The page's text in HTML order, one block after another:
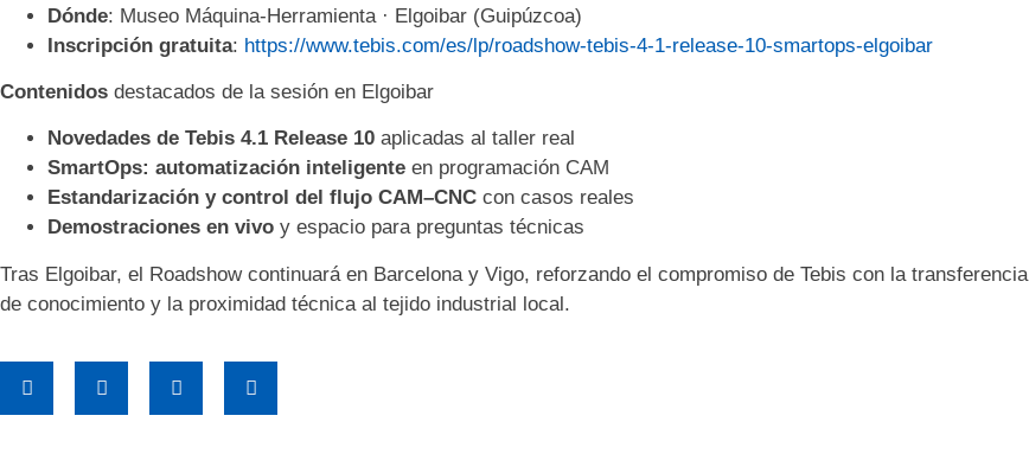
Dónde: Museo Máquina-Herramienta · Elgoibar (Guipúzcoa)
Inscripción gratuita: https://www.tebis.com/es/lp/roadshow-tebis-4-1-release-10-smartops-elgoibar
Contenidos destacados de la sesión en Elgoibar
Novedades de Tebis 4.1 Release 10 aplicadas al taller real
SmartOps: automatización inteligente en programación CAM
Estandarización y control del flujo CAM–CNC con casos reales
Demostraciones en vivo y espacio para preguntas técnicas
Tras Elgoibar, el Roadshow continuará en Barcelona y Vigo, reforzando el compromiso de Tebis con la transferencia
de conocimiento y la proximidad técnica al tejido industrial local.